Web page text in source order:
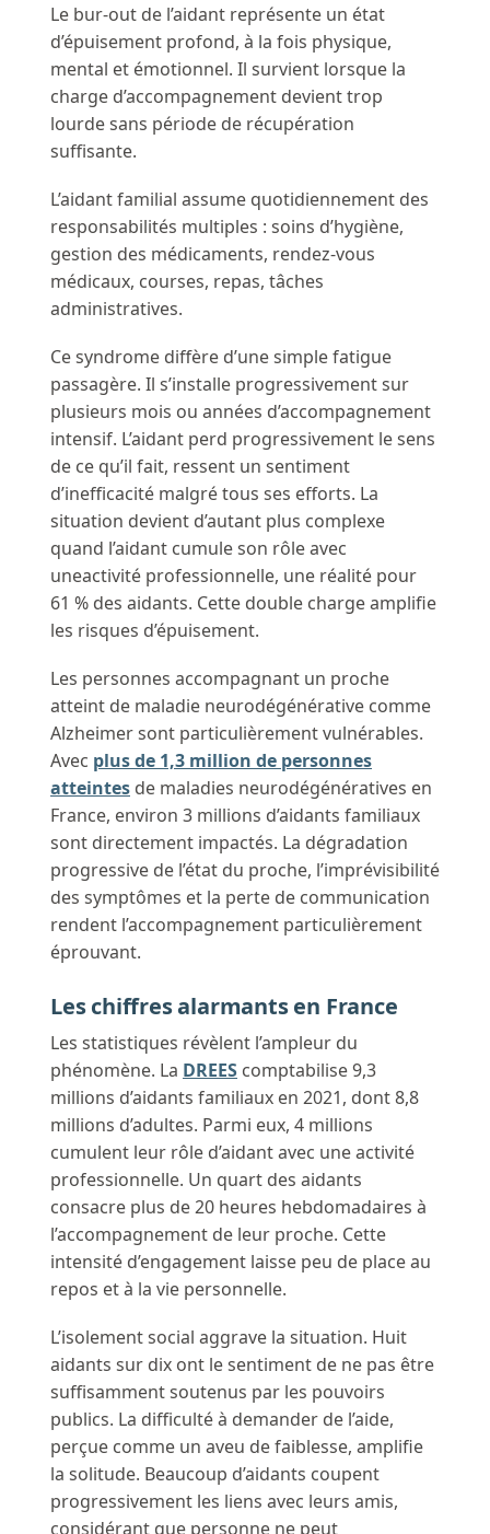
Le bur-out de l’aidant représente un état
d’épuisement profond, à la fois physique,
mental et émotionnel. Il survient lorsque la
charge d’accompagnement devient trop
lourde sans période de récupération
suffisante.
L’aidant familial assume quotidiennement des
responsabilités multiples : soins d’hygiène,
gestion des médicaments, rendez-vous
médicaux, courses, repas, tâches
administratives.
Ce syndrome diffère d’une simple fatigue
passagère. Il s’installe progressivement sur
plusieurs mois ou années d’accompagnement
intensif. L’aidant perd progressivement le sens
de ce qu’il fait, ressent un sentiment
d’inefficacité malgré tous ses efforts. La
situation devient d’autant plus complexe
quand l’aidant cumule son rôle avec
uneactivité professionnelle, une réalité pour
61 % des aidants. Cette double charge amplifie
les risques d’épuisement.
Les personnes accompagnant un proche
atteint de maladie neurodégénérative comme
Alzheimer sont particulièrement vulnérables.
Avec plus de 1,3 million de personnes
atteintes de maladies neurodégénératives en
France, environ 3 millions d’aidants familiaux
sont directement impactés. La dégradation
progressive de l’état du proche, l’imprévisibilité
des symptômes et la perte de communication
rendent l’accompagnement particulièrement
éprouvant.
Les chiffres alarmants en France
Les statistiques révèlent l’ampleur du
phénomène. La DREES comptabilise 9,3
millions d’aidants familiaux en 2021, dont 8,8
millions d’adultes. Parmi eux, 4 millions
cumulent leur rôle d’aidant avec une activité
professionnelle. Un quart des aidants
consacre plus de 20 heures hebdomadaires à
l’accompagnement de leur proche. Cette
intensité d’engagement laisse peu de place au
repos et à la vie personnelle.
L’isolement social aggrave la situation. Huit
aidants sur dix ont le sentiment de ne pas être
suffisamment soutenus par les pouvoirs
publics. La difficulté à demander de l’aide,
perçue comme un aveu de faiblesse, amplifie
la solitude. Beaucoup d’aidants coupent
progressivement les liens avec leurs amis,
considérant que personne ne peut